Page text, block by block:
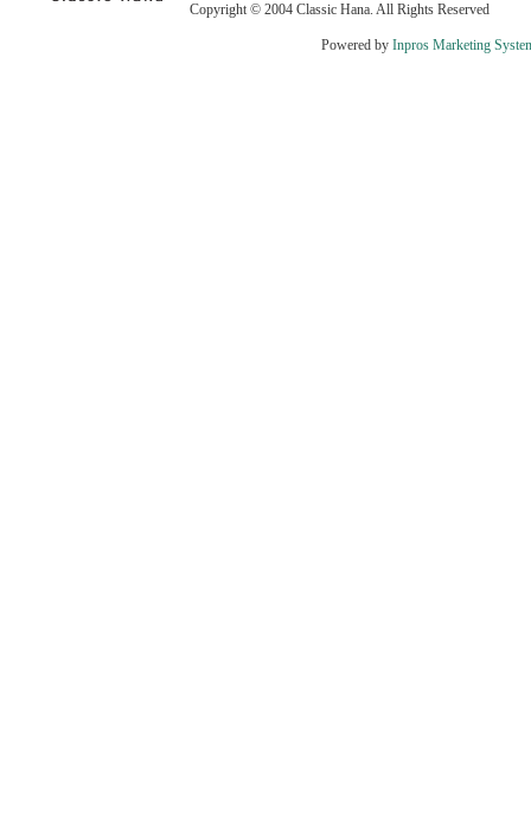
Copyright © 2004 Classic Hana. All Rights Reserved
Powered by Inpros Marketing